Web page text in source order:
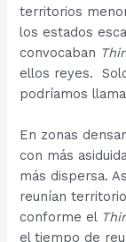
territorios
los estados
convocaban
ellos reyes.
podríamos
En zonas
con más
más dispersa.
reunían
conforme el
el tiempo de